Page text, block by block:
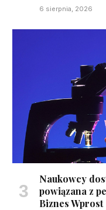
6 sierpnia, 2026
Naukowcy
powiązana z
Biznes Wprost